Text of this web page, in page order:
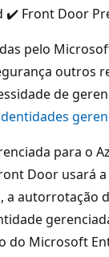
✔️ Front Door
pelo
outros
de
para o
Door usará
a autorrotação
do Microsoft